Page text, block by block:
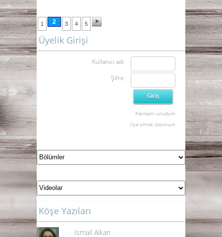
1 2 3 4 5
Üyelik Girişi
Kullanıcı adı
Şifre
Parolamı unuttum
Üye olmak istiyorum
Köşe Yazıları
İsmail Alkan